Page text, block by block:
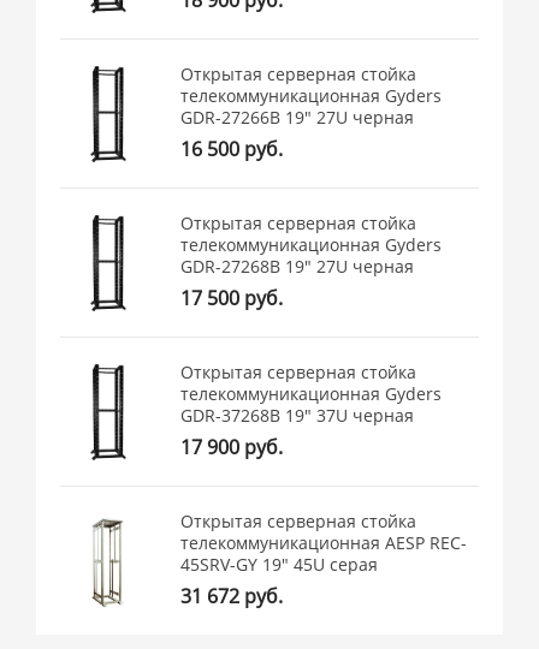
Открытая серверная стойка
телекоммуникационная Gyders
GDR-27266B 19" 27U черная
16 500 руб.
Открытая серверная стойка
телекоммуникационная Gyders
GDR-27268B 19" 27U черная
17 500 руб.
Открытая серверная стойка
телекоммуникационная Gyders
GDR-37268B 19" 37U черная
17 900 руб.
Открытая серверная стойка
телекоммуникационная AESP REC-
45SRV-GY 19" 45U cерая
31 672 руб.